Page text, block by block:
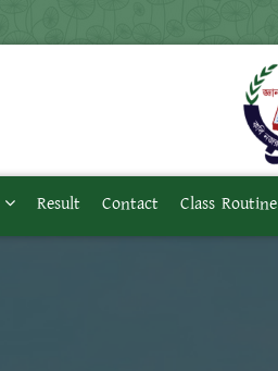
*** ২০২৪ সনের অনার্স ৪র্থ বর্ষ পরীক্ষার ফরমপূরণের
Result Contact Class Routine